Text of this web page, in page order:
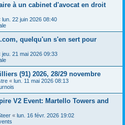
à un cabinet d'avocat en droit
lun. 22 juin 2026 08:40
quelqu'un s'en sert pour
jeu. 21 mai 2026 09:33
(91) 2026, 28/29 novembre
« lun. 11 mai 2026 08:13
V2 Event: Martello Towers and
« lun. 16 févr. 2026 19:02